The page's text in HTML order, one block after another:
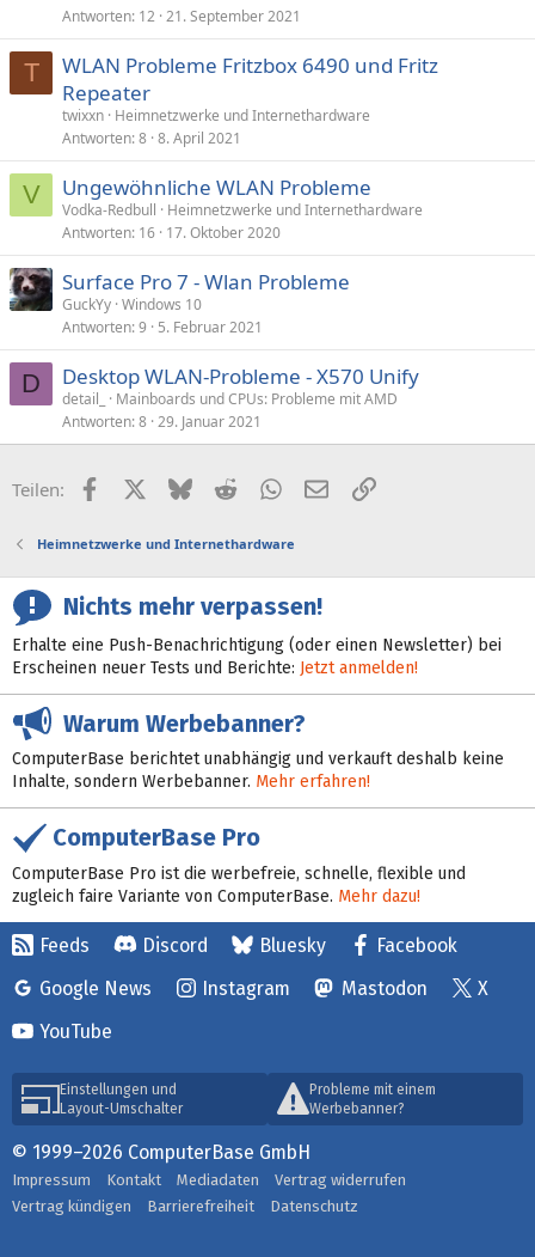
Antworten 12 21. September 2021
T
WLAN Probleme Fritzbox 6490 und Fritz
Repeater
twixxn Heimnetzwerke und Internethardware
Antworten 8 8. April 2021
V Ungewöhnliche WLAN Probleme
Vodka-Redbull
Heimnetzwerke und Internethardware
Antworten 16 17. Oktober 2020
Surface Pro 7 - Wlan Probleme
GuckYy Windows 10
Antworten 9 5. Februar 2021
D Desktop WLAN-Probleme - X570 Unify
detail_
Mainboards und CPUs: Probleme mit AMD
Antworten 8 29. Januar 2021
Teilen: FacebookX (Twitter)
BlueskyRedditWhatsApp
E-MailLink
Heimnetzwerke und Internethardware
Nichts mehr verpassen!
Erhalte eine Push-Benachrichtigung (oder einen Newsletter) bei
Erscheinen neuer Tests und Berichte: Jetzt anmelden!
Warum Werbebanner?
ComputerBase berichtet unabhängig und verkauft deshalb keine
Inhalte, sondern Werbebanner. Mehr erfahren!
ComputerBase Pro
ComputerBase Pro ist die werbefreie, schnelle, flexible und
zugleich faire Variante von ComputerBase. Mehr dazu!
Feeds Discord Bluesky
Facebook
Google News
Instagram Mastodon
X
YouTube
Einstellungen und
Layout-Umschalter
Probleme mit einem
Werbebanner?
© 1999–2026 ComputerBase GmbH
Impressum Kontakt Mediadaten
Vertrag widerrufen
Vertrag kündigen
Barrierefreiheit Datenschutz